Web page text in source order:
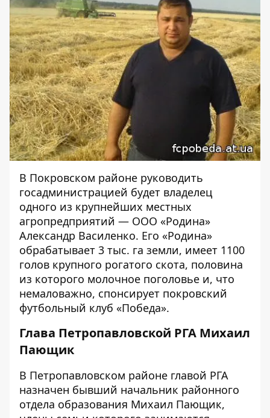
В Покровском районе руководить
госадминистрацией будет владелец
одного из крупнейших местных
агропредприятий — ООО «Родина»
Александр Василенко. Его «Родина»
обрабатывает 3 тыс. га земли, имеет 1100
голов крупного рогатого скота, половина
из которого молочное поголовье и, что
немаловажно, спонсирует покровский
футбольный клуб «Победа».
Глава Петропавловской РГА Михаил
Пающик
В Петропавловском районе главой РГА
назначен бывший начальник районного
отдела образования Михаил Пающик,